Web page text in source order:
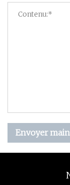
Envoyer